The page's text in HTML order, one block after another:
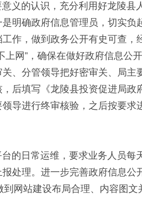
义的认识，充分利用好龙陵县
明确政府信息管理员，切实负
作，做到政务公开有史可查，
网”，确保在做好政府信息公
、分管领导把好密审关、局主
后填写《龙陵县投资促进局政
导进行终审核验，之后按要求
的日常运维，要求业务人员每
处理。进一步完善政府信息公
网站建设布局合理、内容图文